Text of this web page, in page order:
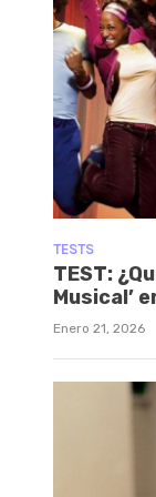
TESTS
TEST:
Musical’
Enero 21, 2026